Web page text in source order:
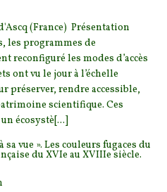
(France) Présentation
les programmes de
reconfiguré les modes d’accès
ont vu le jour à l’échelle
préserver, rendre accessible,
scientifique. Ces
écosystè[...]